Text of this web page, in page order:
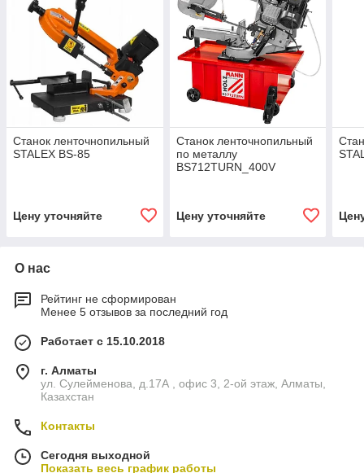
Станок ленточнопильный
STALEX BS-85
Цену уточняйте
Станок ленточнопильный
по металлу
BS712TURN_400V
Цену уточняйте
О нас
Рейтинг не сформирован
Менее 5 отзывов за последний год
Работает с 15.10.2018
г. Алматы
ул. Сулейменова, д.17А , офис 3, 2-ой этаж, Алматы,
Казахстан
Контакты
Сегодня выходной
Показать весь график работы